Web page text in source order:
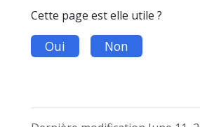
Cette page est elle utile ?
Oui Non